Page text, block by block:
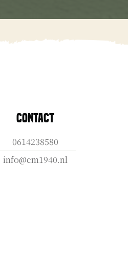
Contact
0614238580
info@cm1940.nl